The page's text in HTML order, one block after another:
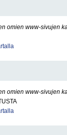
omien www-sivujen
omien www-sivujen